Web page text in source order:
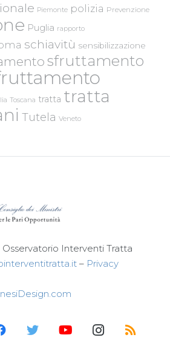
Piemonte polizia Prevenzione
Puglia rapporto
schiavitù sensibilizzazione
sfruttamento
Toscana tratta tratta
Tutela Veneto
Interventi Tratta
– Privacy